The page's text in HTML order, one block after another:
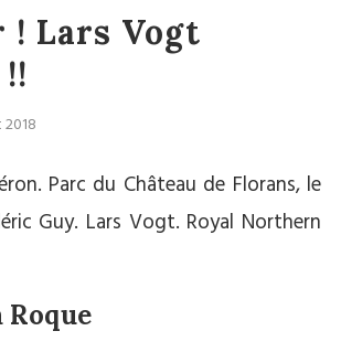
! Lars Vogt
Parc du Château de Florans, le
Guy. Lars Vogt. Royal Northern
Roque